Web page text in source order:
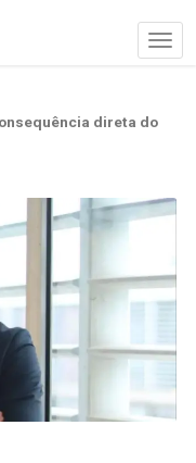
direta do